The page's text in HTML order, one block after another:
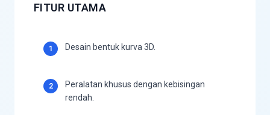
FITUR UTAMA
1 Desain bentuk kurva 3D.
2
Peralatan khusus dengan kebisingan
rendah.